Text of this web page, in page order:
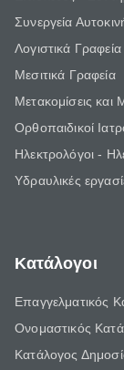
Συνεργεία
Λογιστικά Γραφεία
Μεσιτικά Γραφεία
Μετακομίσεις και
Ορθοπαιδικοί
Ηλεκτρολόγοι -
Υδραυλικές
Κατάλογοι
Επαγγελματικός
Ονομαστικός
Κατάλογος